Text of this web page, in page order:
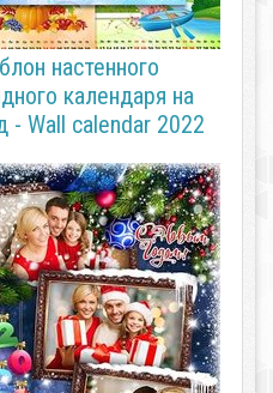
настенного
календаря на
- Wall calendar 2022